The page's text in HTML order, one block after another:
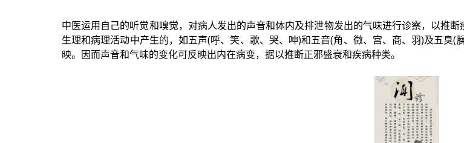
中医运用自己的听觉和嗅觉，对病人发出的声音和体内及排泄物发出的气味进行诊察，以推
生理和病理活动中产生的，如五声(呼、笑、歌、哭、呻)和五音(角、徵、宫、商、羽)及五臭
映。因而声音和气味的变化可反映出内在病变，据以推断正邪盛衰和疾病种类。